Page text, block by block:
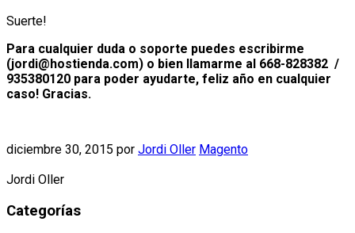
Suerte!
Para cualquier duda o soporte puedes escribirme
(jordi@hostienda.com) o bien llamarme al 668-828382 /
935380120 para poder ayudarte, feliz año en cualquier
caso! Gracias.
diciembre 30, 2015 por Jordi Oller Magento
Jordi Oller
Categorías